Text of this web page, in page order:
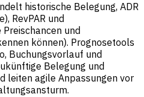
historische Belegung, ADR
RevPAR und
und
können). Prognosetools
Buchungsvorlauf und
Belegung und
leiten agile Anpassungen vor